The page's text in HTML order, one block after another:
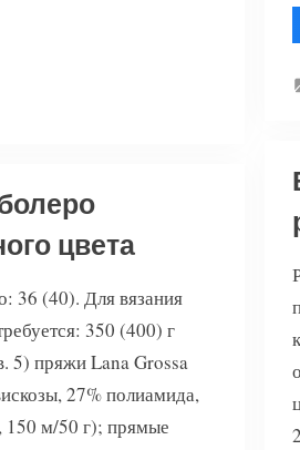
цвета
36 (40). Для вязания
350 (400) г
5) пряжи Lana Grossa
27% полиамида,
150 м/50 г); прямые